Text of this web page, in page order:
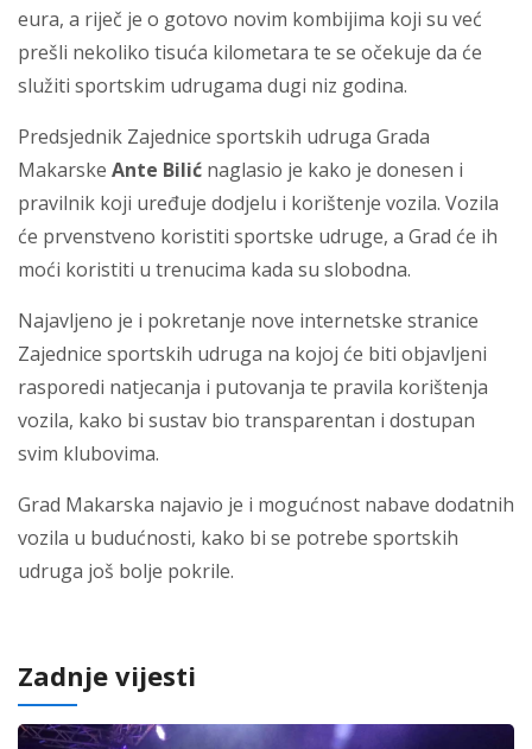
eura, a riječ je o gotovo novim kombijima koji su već
prešli nekoliko tisuća kilometara te se očekuje da će
služiti sportskim udrugama dugi niz godina.
Predsjednik Zajednice sportskih udruga Grada
Makarske Ante Bilić naglasio je kako je donesen i
pravilnik koji uređuje dodjelu i korištenje vozila. Vozila
će prvenstveno koristiti sportske udruge, a Grad će ih
moći koristiti u trenucima kada su slobodna.
Najavljeno je i pokretanje nove internetske stranice
Zajednice sportskih udruga na kojoj će biti objavljeni
rasporedi natjecanja i putovanja te pravila korištenja
vozila, kako bi sustav bio transparentan i dostupan
svim klubovima.
Grad Makarska najavio je i mogućnost nabave dodatnih
vozila u budućnosti, kako bi se potrebe sportskih
udruga još bolje pokrile.
Zadnje vijesti